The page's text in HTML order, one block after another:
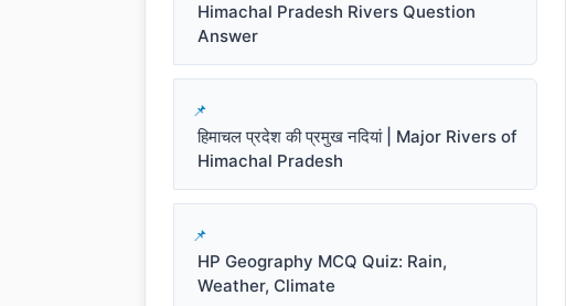
Himachal Pradesh Rivers Question
Answer
हिमाचल प्रदेश की प्रमुख नदियां | Major Rivers of
Himachal Pradesh
HP Geography MCQ Quiz: Rain,
Weather, Climate